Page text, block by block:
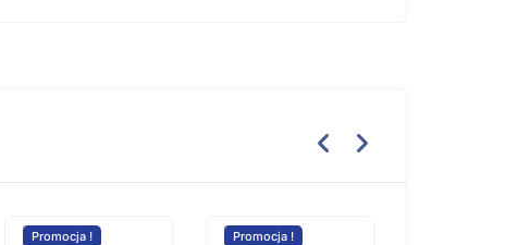
Promocja ! Promocja !